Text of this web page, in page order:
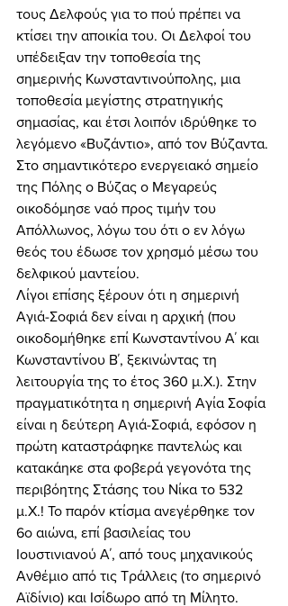
τους Δελφούς για το πού πρέπει να
κτίσει την αποικία του. Οι Δελφοί του
υπέδειξαν την τοποθεσία της
σημερινής Κωνσταντινούπολης, μια
τοποθεσία μεγίστης στρατηγικής
σημασίας, και έτσι λοιπόν ιδρύθηκε το
λεγόμενο «Βυζάντιο», από τον Βύζαντα.
Στο σημαντικότερο ενεργειακό σημείο
της Πόλης ο Βύζας ο Μεγαρεύς
οικοδόμησε ναό προς τιμήν του
Απόλλωνος, λόγω του ότι ο εν λόγω
θεός του έδωσε τον χρησμό μέσω του
δελφικού μαντείου.
Λίγοι επίσης ξέρουν ότι η σημερινή
Αγιά-Σοφιά δεν είναι η αρχική (που
οικοδομήθηκε επί Κωνσταντίνου Α΄ και
Κωνσταντίνου Β΄, ξεκινώντας τη
λειτουργία της το έτος 360 μ.Χ.). Στην
πραγματικότητα η σημερινή Αγία Σοφία
είναι η δεύτερη Αγιά-Σοφιά, εφόσον η
πρώτη καταστράφηκε παντελώς και
κατακάηκε στα φοβερά γεγονότα της
περιβόητης Στάσης του Νίκα το 532
μ.Χ.! Το παρόν κτίσμα ανεγέρθηκε τον
6ο αιώνα, επί βασιλείας του
Ιουστινιανού Α΄, από τους μηχανικούς
Ανθέμιο από τις Τράλλεις (το σημερινό
Αϊδίνιο) και Ισίδωρο από τη Μίλητο.